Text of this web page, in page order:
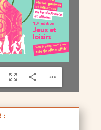
: